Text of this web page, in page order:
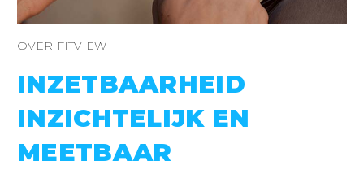
OVER FITVIEW
INZETBAARHEID
INZICHTELIJK EN
MEETBAAR